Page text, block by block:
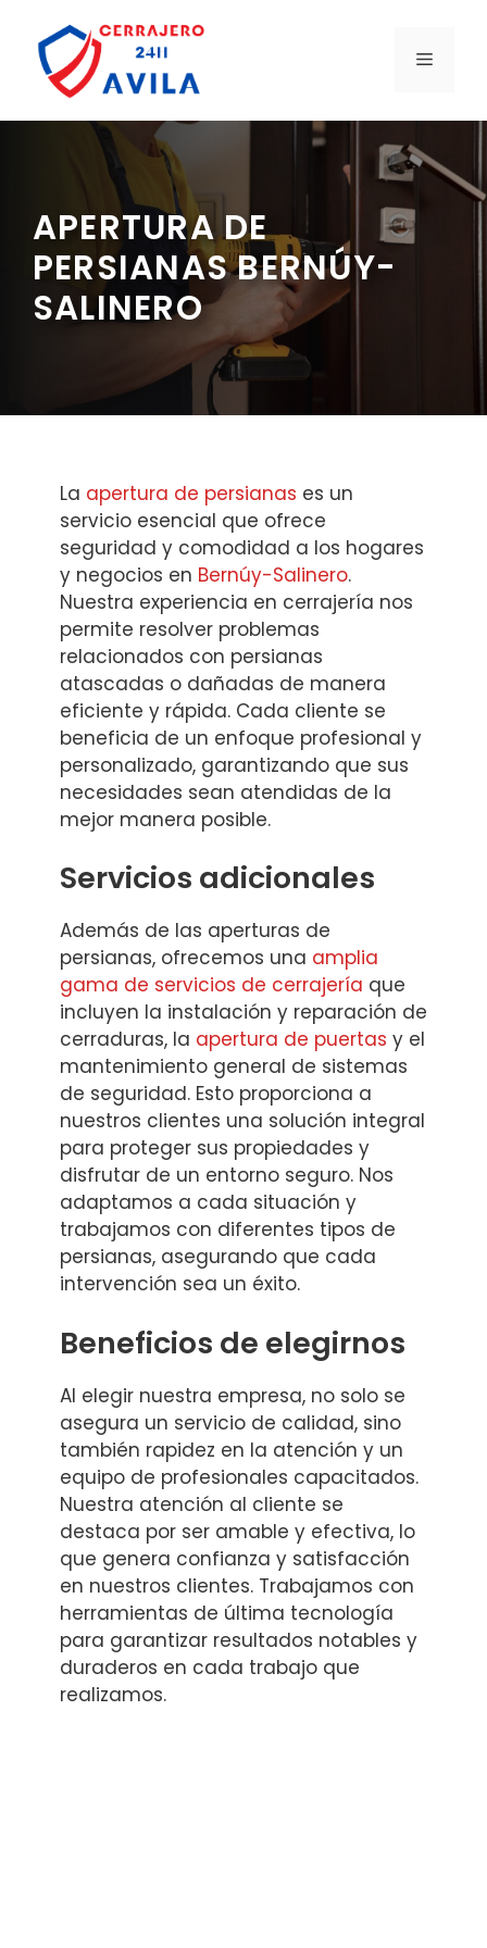
contenido
MENÚ
APERTURA DE
PERSIANAS BERNÚY-
SALINERO
La apertura de persianas es un
servicio esencial que ofrece
seguridad y comodidad a los hogares
y negocios en Bernúy-Salinero.
Nuestra experiencia en cerrajería nos
permite resolver problemas
relacionados con persianas
atascadas o dañadas de manera
eficiente y rápida. Cada cliente se
beneficia de un enfoque profesional y
personalizado, garantizando que sus
necesidades sean atendidas de la
mejor manera posible.
Servicios adicionales
Además de las aperturas de
persianas, ofrecemos una amplia
gama de servicios de cerrajería que
incluyen la instalación y reparación de
cerraduras, la apertura de puertas y el
mantenimiento general de sistemas
de seguridad. Esto proporciona a
nuestros clientes una solución integral
para proteger sus propiedades y
disfrutar de un entorno seguro. Nos
adaptamos a cada situación y
trabajamos con diferentes tipos de
persianas, asegurando que cada
intervención sea un éxito.
Beneficios de elegirnos
Al elegir nuestra empresa, no solo se
asegura un servicio de calidad, sino
también rapidez en la atención y un
equipo de profesionales capacitados.
Nuestra atención al cliente se
destaca por ser amable y efectiva, lo
que genera confianza y satisfacción
en nuestros clientes. Trabajamos con
herramientas de última tecnología
para garantizar resultados notables y
duraderos en cada trabajo que
realizamos.